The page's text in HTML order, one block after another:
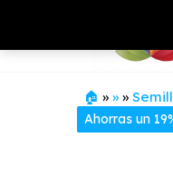
contenido
🏠 » » »
Ahorras un